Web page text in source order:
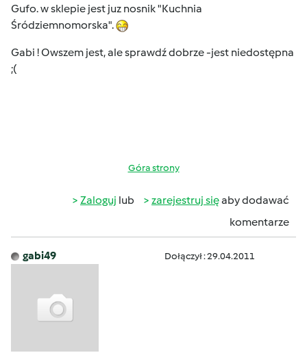
Gufo. w sklepie jest juz nosnik "Kuchnia
Śródziemnomorska".
Gabi ! Owszem jest, ale sprawdź dobrze -jest niedostępna
;(
Góra strony
Zaloguj lub zarejestruj sięaby dodawać
komentarze
gabi49 Dołączył : 29.04.2011